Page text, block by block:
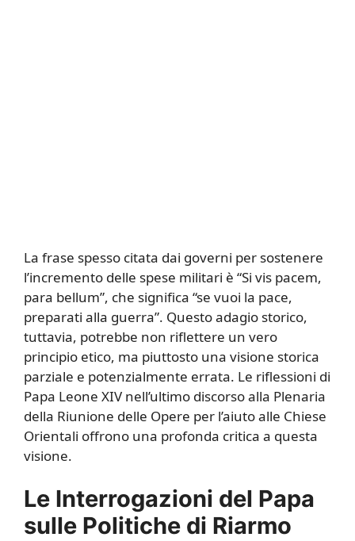
La frase spesso citata dai governi per sostenere
l’incremento delle spese militari è “Si vis pacem,
para bellum”, che significa “se vuoi la pace,
preparati alla guerra”. Questo adagio storico,
tuttavia, potrebbe non riflettere un vero
principio etico, ma piuttosto una visione storica
parziale e potenzialmente errata. Le riflessioni di
Papa Leone XIV nell’ultimo discorso alla Plenaria
della Riunione delle Opere per l’aiuto alle Chiese
Orientali offrono una profonda critica a questa
visione.
Le Interrogazioni del Papa
sulle Politiche di Riarmo